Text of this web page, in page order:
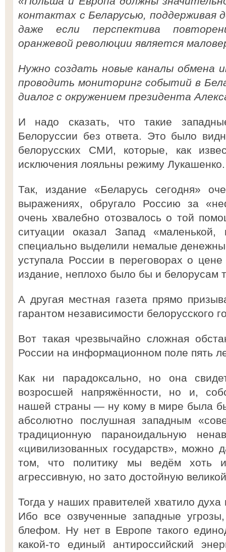
контактах с Беларусью, поддерживая
даже если перспектива
оранжевой революции является
Нужно создать новые каналы обмена
проводить мониторинг событий в
диалог с окружением президента
И надо сказать, что такие
Белоруссии без ответа. Это было
белорусских СМИ, которые, как
исключения лояльны режиму Лукашенко.
Так, издание «Беларусь сегодня»
выражениях, обругало Россию за
очень хвалебно отозвалось о той
ситуации оказал Запад
специально выделили немалые
уступала России в переговорах о
издание, неплохо было бы и белорусам
А другая местная газета прямо
гарантом независимости белорусского
Вот такая чрезвычайно сложная
России на информационном поле пять
Как ни парадоксально, но она
возросшей напряжённости, но и,
нашей страны — ну кому в мире была
абсолютно послушная западным
традиционную параноидальную
«цивилизованных государств», можно
том, что политику мы ведём хоть
агрессивную, но зато достойную
Тогда у наших правителей хватило
Ибо все озвученные западные
блефом. Ну нет в Европе такого
какой-то единый антироссийский